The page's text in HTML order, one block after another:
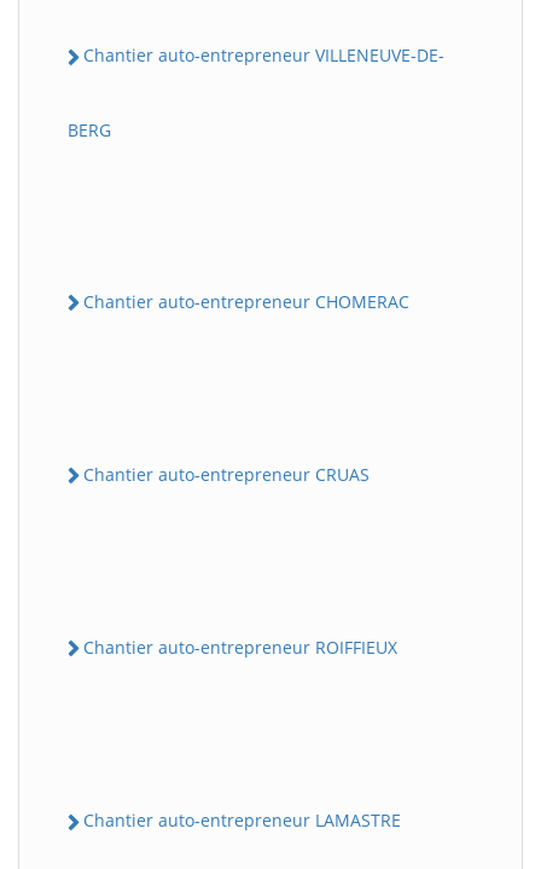
Chantier auto-entrepreneur VILLENEUVE-DE-
BERG
Chantier auto-entrepreneur CHOMERAC
Chantier auto-entrepreneur CRUAS
Chantier auto-entrepreneur ROIFFIEUX
Chantier auto-entrepreneur LAMASTRE